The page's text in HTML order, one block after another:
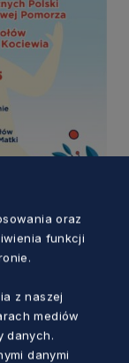
Kultury i
oraz
funkcji
z naszej
mediów
danych.
danymi